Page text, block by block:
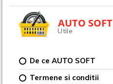
AUTO SOFT
Utile
De ce AUTO SOFT
Termene si conditii